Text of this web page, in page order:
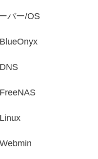
バー/OS
BlueOnyx
DNS
FreeNAS
Linux
Webmin